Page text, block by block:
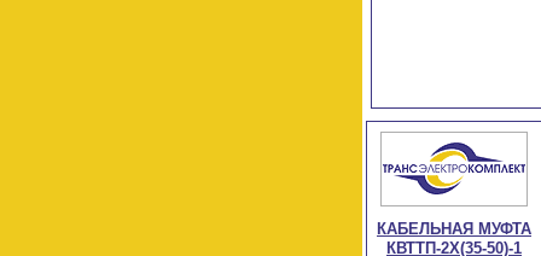
КАБЕЛЬНАЯ МУФТА
КВТТП-2Х(35-50)-1